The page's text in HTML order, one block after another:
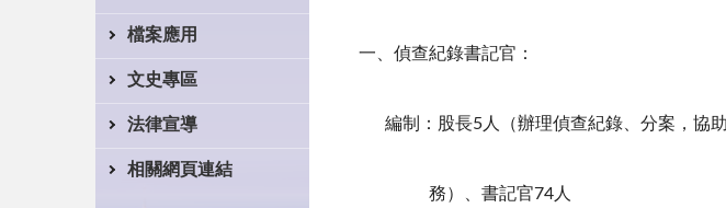
檔案應用
文史專區
法律宣導
相關網頁連結
一、偵查紀錄書記官：
編制：股長5人（辦理偵查紀錄、分案，協
務）、書記官74人